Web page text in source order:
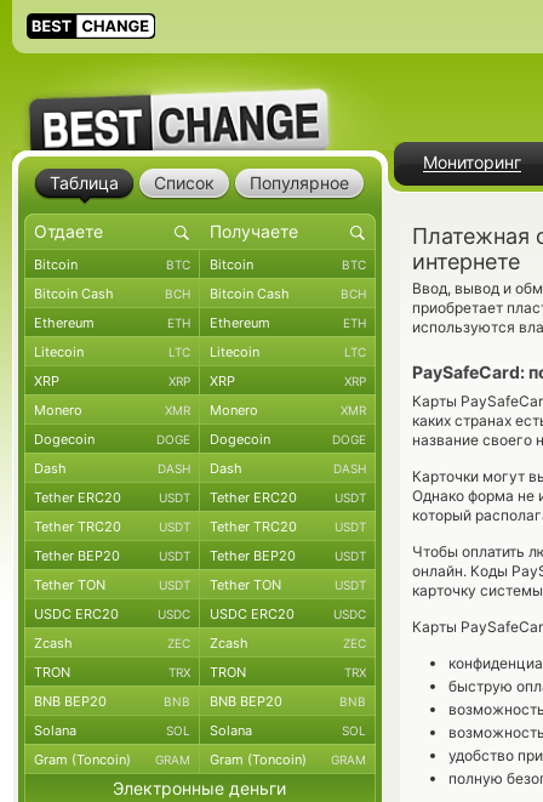
Мониторинг
Платежная
интернете
Ввод, вывод и
приобретает
используются
PaySafeCard:
Карты
каких странах
название своего
Карточки могут
Однако форма не
который
Чтобы оплатить
онлайн. Коды
карточку
Карты
быструю
удобство
полную
Таблица Список Популярное
Bitcoin BTC Bitcoin BTC
Bitcoin Cash BCH Bitcoin Cash BCH
Ethereum ETH Ethereum ETH
Litecoin LTC Litecoin LTC
XRP XRP XRP XRP
Monero XMR Monero XMR
Dogecoin DOGE Dogecoin DOGE
Dash DASH Dash DASH
Tether ERC20 USDT Tether ERC20 USDT
Tether TRC20 USDT Tether TRC20 USDT
Tether BEP20 USDT Tether BEP20 USDT
Tether TON USDT Tether TON USDT
USDC ERC20 USDC USDC ERC20 USDC
Zcash ZEC Zcash ZEC
TRON TRX TRON TRX
BNB BEP20 BNB BNB BEP20 BNB
Solana SOL Solana SOL
Gram (Toncoin) GRAM Gram (Toncoin) GRAM
Электронные деньги